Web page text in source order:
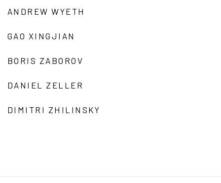
ANDREW WYETH
GAO XINGJIAN
BORIS ZABOROV
DANIEL ZELLER
DIMITRI ZHILINSKY